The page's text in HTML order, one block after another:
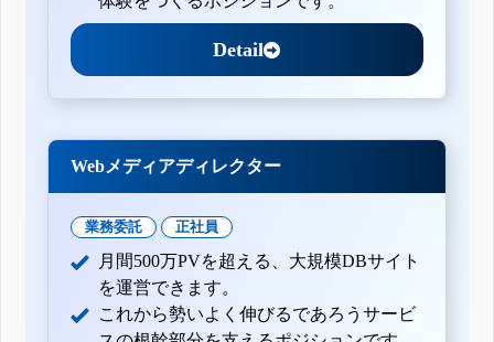
Detail
Webメディアディレクター
業務委託 正社員
月間500万PVを超える、大規模DBサイト
を運営できます。
これから勢いよく伸びるであろうサービ